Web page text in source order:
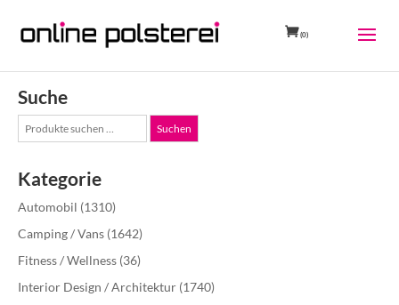
(0)
Suche
Suche
nach:
Suchen
Kategorie
Automobil (1310)
Camping / Vans (1642)
Fitness / Wellness (36)
Interior Design / Architektur (1740)